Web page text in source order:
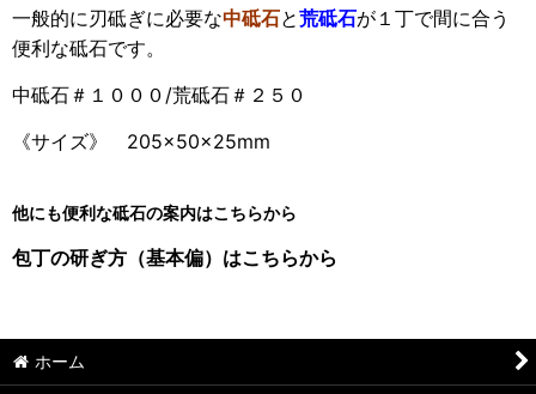
一般的に刃砥ぎに必要な中砥石と荒砥石が１丁で間に合う
便利な砥石です。
中砥石＃１０００/荒砥石＃２５０
《サイズ》 205×50×25mm
他にも便利な砥石の案内はこちらから
包丁の研ぎ方（基本偏）はこちらから
ホーム